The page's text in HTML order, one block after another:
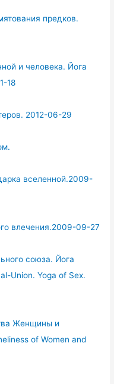
предков.
и человека. Йога
18
2012-06-29
вселенной.2009-
влечения.2009-09-27
союза. Йога
Union. Yoga of Sex.
Женщины и
of Women and